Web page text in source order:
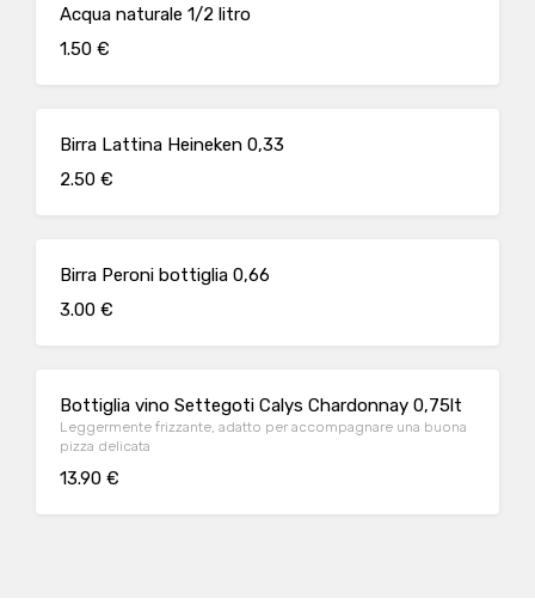
Acqua naturale 1/2 litro
1.50 €
Birra Lattina Heineken 0,33
2.50 €
Birra Peroni bottiglia 0,66
3.00 €
Bottiglia vino Settegoti Calys Chardonnay 0,75lt
Leggermente frizzante, adatto per accompagnare una buona
pizza delicata
13.90 €